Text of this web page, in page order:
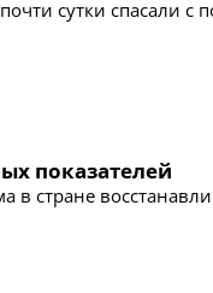
сутки спасали с
показателей
в стране